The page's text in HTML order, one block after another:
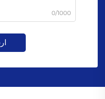
0/1000